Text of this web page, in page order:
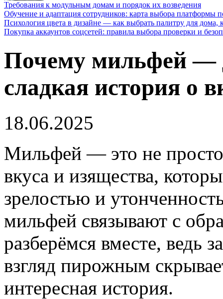
Требования к модульным домам и порядок их возведения
Обучение и адаптация сотрудников: карта выбора платформы
Психология цвета в дизайне — как выбрать палитру для дома,
Покупка аккаунтов соцсетей: правила выбора проверки и
Почему мильфей —
сладкая история о
18.06.2025
Мильфей — это не просто
вкуса и изящества,
зрелостью и
мильфей связывают с
разберёмся вместе, ведь
взгляд пирожным
интересная история.